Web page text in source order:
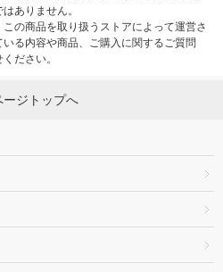
ありません。
の商品を取り扱うストアによって運営さ
る内容や商品、ご購入に関するご質問
ださい。
ージトップへ